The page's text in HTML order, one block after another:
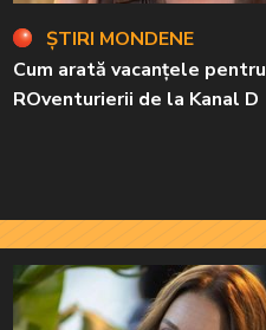
ȘTIRI MONDENE
Cum arată vacanțele pentru
ROventurierii de la Kanal D